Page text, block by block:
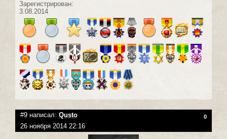
Зарегистрирован:
3.08.2014
#9 написал: Qusto 0
26 ноября 2014 22:16